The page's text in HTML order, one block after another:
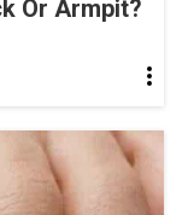
Or Armpit?